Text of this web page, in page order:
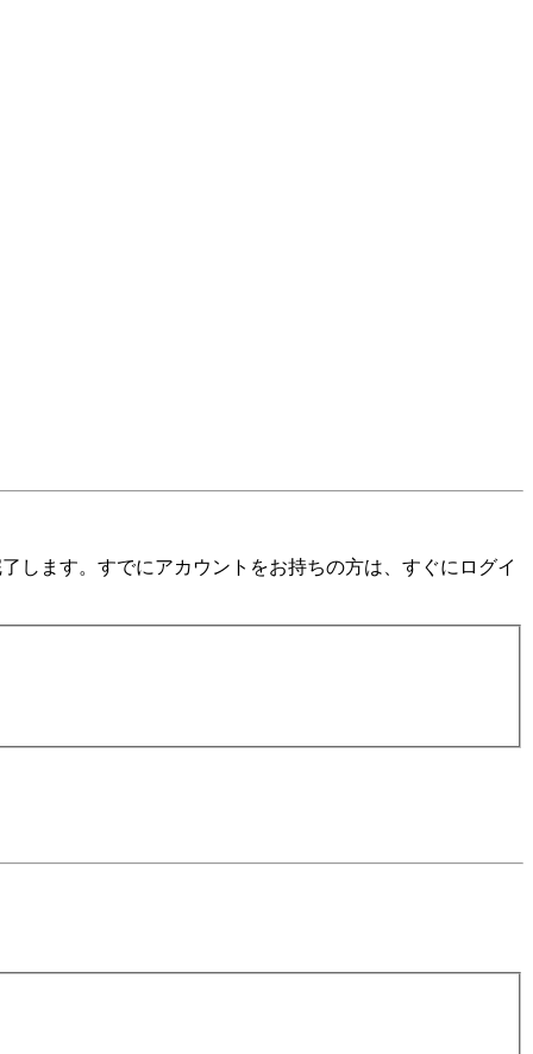
します。すでにアカウントをお持ちの方は、すぐにログイ